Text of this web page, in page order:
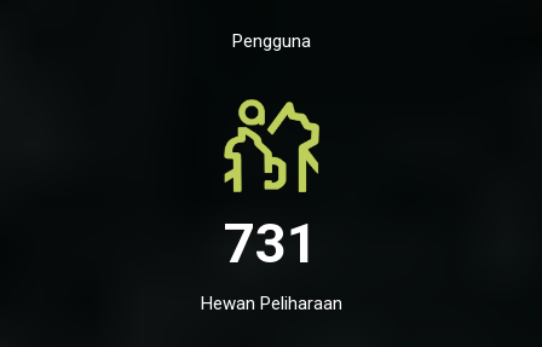
Pengguna
731
Hewan Peliharaan